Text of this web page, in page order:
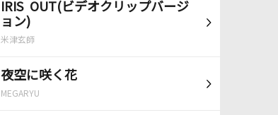
IRIS OUT(ビデオクリップバージ
ョン)
米津玄師
夜空に咲く花
MEGARYU